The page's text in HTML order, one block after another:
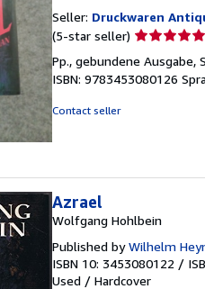
Seller: Druckwaren
(5-star seller) Seller
5
out
Pp., gebundene Ausgabe,
ISBN: 9783453080126
Contact seller
Azrael
Wolfgang Hohlbein
Published byWilhelm
ISBN 10: 3453080122 /
Used / Hardcover